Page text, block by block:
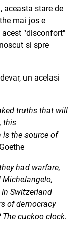
aceasta stare de
mai jos e
acest "disconfort"
si spre
un acelasi
truths that will
this
the source of
had warfare,
Michelangelo,
Switzerland
of democracy
cuckoo clock.